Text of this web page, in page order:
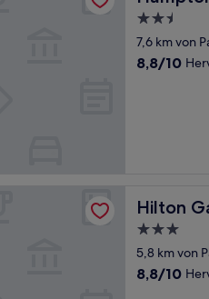
2.5-
Sterne-
Unterkunft
7,6 km von
8.8
8,8/10
Hilton
Hilton
3.0-
Sterne-
Unterkunft
5,8 km von
8.8
8,8/10
Bay Bridge